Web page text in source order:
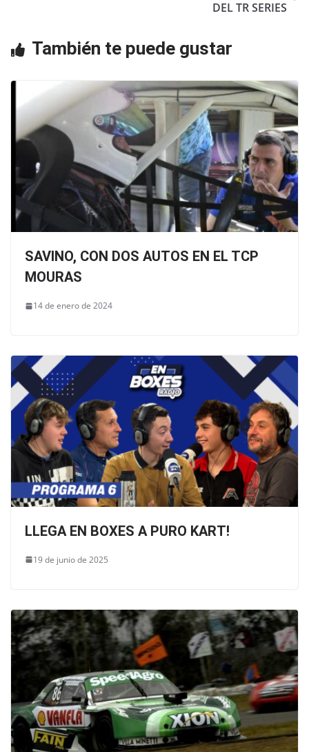
k
DEL TR SERIES
También te puede gustar
SAVINO, CON DOS AUTOS EN EL TCP
MOURAS
14 de enero de 2024
LLEGA EN BOXES A PURO KART!
19 de junio de 2025